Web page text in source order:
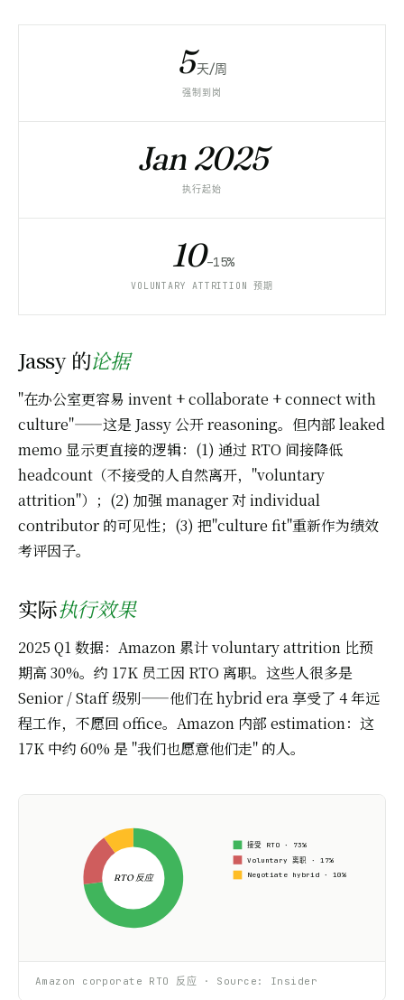
5天/周
强制到岗
Jan 2025
执行起始
10–15%
VOLUNTARY ATTRITION 预期
Jassy 的论据
"在办公室更容易 invent + collaborate + connect with
culture"——这是 Jassy 公开 reasoning。但内部 leaked
memo 显示更直接的逻辑：(1) 通过 RTO 间接降低
headcount（不接受的人自然离开，"voluntary
attrition"）；(2) 加强 manager 对 individual
contributor 的可见性；(3) 把"culture fit"重新作为绩效
考评因子。
实际执行效果
2025 Q1 数据：Amazon 累计 voluntary attrition 比预
期高 30%。约 17K 员工因 RTO 离职。这些人很多是
Senior / Staff 级别——他们在 hybrid era 享受了 4 年远
程工作，不愿回 office。Amazon 内部 estimation：这
17K 中约 60% 是 "我们也愿意他们走" 的人。
RTO 反应
接受 RTO · 73%
Voluntary 离职 · 17%
Negotiate hybrid · 10%
Amazon corporate RTO 反应 · Source: Insider